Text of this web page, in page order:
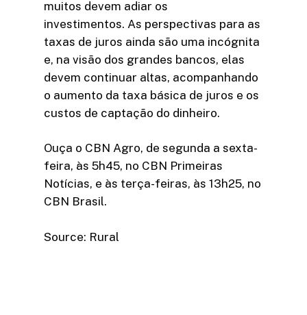
muitos devem adiar os
investimentos. As perspectivas para as
taxas de juros ainda são uma incógnita
e, na visão dos grandes bancos, elas
devem continuar altas, acompanhando
o aumento da taxa básica de juros e os
custos de captação do dinheiro.
Ouça o CBN Agro, de segunda a sexta-
feira, às 5h45, no CBN Primeiras
Notícias, e às terça-feiras, às 13h25, no
CBN Brasil.
Source: Rural